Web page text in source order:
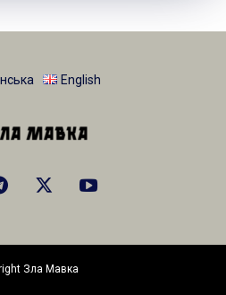
English
Зла Мавка